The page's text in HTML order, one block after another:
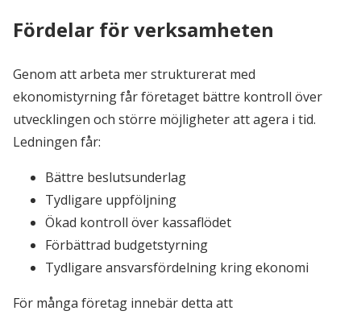
Fördelar för verksamheten
Genom att arbeta mer strukturerat med
ekonomistyrning får företaget bättre kontroll över
utvecklingen och större möjligheter att agera i tid.
Ledningen får:
Bättre beslutsunderlag
Tydligare uppföljning
Ökad kontroll över kassaflödet
Förbättrad budgetstyrning
Tydligare ansvarsfördelning kring ekonomi
För många företag innebär detta att